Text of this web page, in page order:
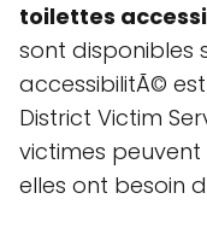
toilettes
sont disponibles
accessibilitÃ©
District Victim
victimes peuvent
elles ont besoin